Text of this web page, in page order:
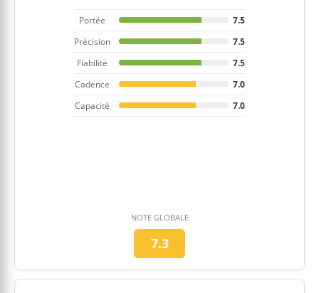
Portée
7.5
Précision
7.5
Fiabilité
7.5
Cadence
7.0
Capacité
7.0
NOTE GLOBALE
7.3